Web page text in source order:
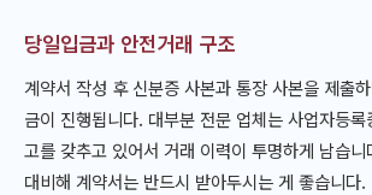
당일입금과 안전거래 구조
계약서 작성 후 신분증 사본과 통장 사본을 제출
금이 진행됩니다. 대부분 전문 업체는 사업자등
고를 갖추고 있어서 거래 이력이 투명하게 남습
대비해 계약서는 반드시 받아두시는 게 좋습니다.